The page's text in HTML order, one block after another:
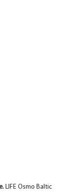
LIFE Osmo Baltic